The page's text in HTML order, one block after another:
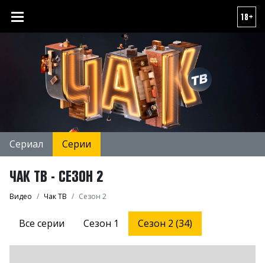
18+
Сериал Серии
ЧАК ТВ - СЕЗОН 2
Видео Чак ТВ Сезон 2
Все серии Сезон 1 Сезон 2 (34)